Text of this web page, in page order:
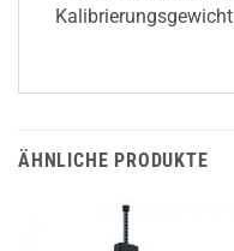
Kalibrierungsgewicht
ÄHNLICHE PRODUKTE